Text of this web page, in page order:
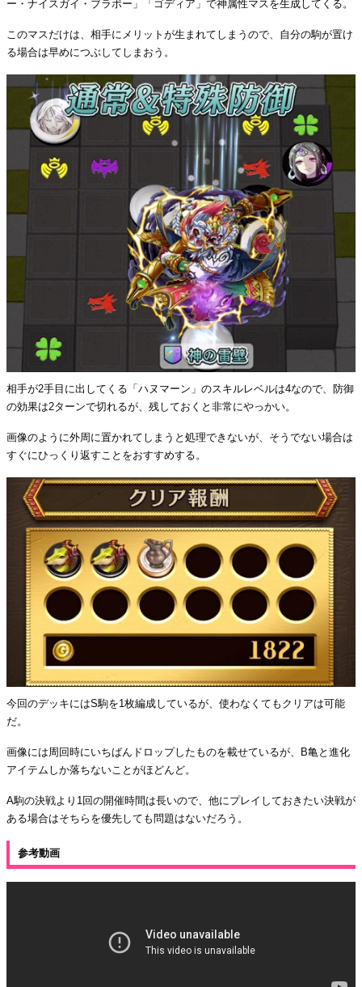
ー・ナイスガイ・ブラボー」「ゴディア」で神属性マスを生成してくる。
このマスだけは、相手にメリットが生まれてしまうので、自分の駒が置け
る場合は早めにつぶしてしまおう。
相手が2手目に出してくる「ハヌマーン」のスキルレベルは4なので、防御
の効果は2ターンで切れるが、残しておくと非常にやっかい。
画像のように外周に置かれてしまうと処理できないが、そうでない場合は
すぐにひっくり返すことをおすすめする。
今回のデッキにはS駒を1枚編成しているが、使わなくてもクリアは可能
だ。
画像には周回時にいちばんドロップしたものを載せているが、B亀と進化
アイテムしか落ちないことがほどんど。
A駒の決戦より1回の開催時間は長いので、他にプレイしておきたい決戦が
ある場合はそちらを優先しても問題はないだろう。
参考動画